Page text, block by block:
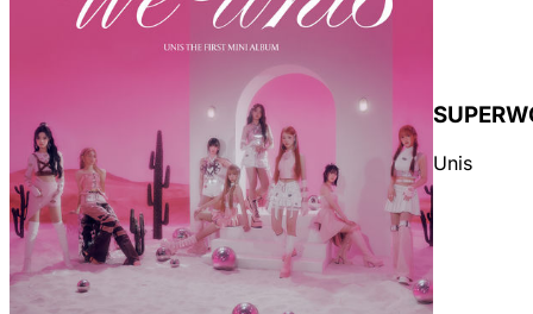
Unis
WHATSAPP
¿Tienes un sitio web?
¡Inserta el reproductor de Sintoniza Radio
ORIENTACIÓN
HORIZONTAL